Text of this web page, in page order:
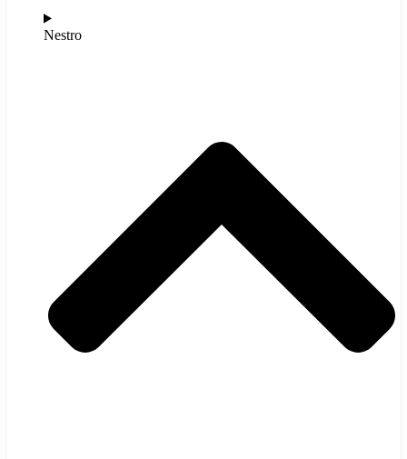
Nestro